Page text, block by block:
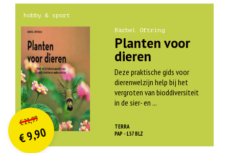
hobby & sport
Bärbel Oftring
Planten voor
dieren
Deze praktische gids voor
dierenwelzijn help bij het
vergroten van bioddiversiteit
in de sier- en ...
TERRA
PAP - 137 BLZ
€21,99O
orspr
onkelijke
prijs
was:
€ 21,99.
€9,90
Huidige
prijs
is:
€ 9,90.